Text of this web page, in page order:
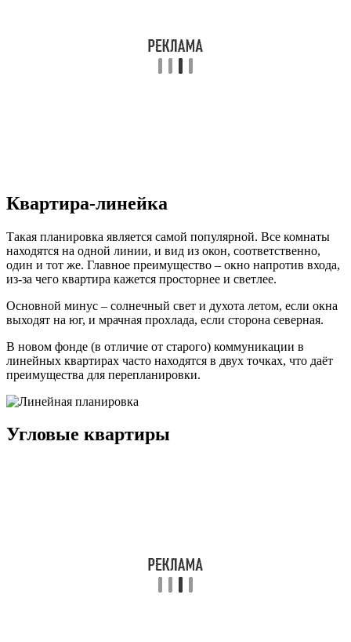
Квартира-линейка
Такая планировка является самой популярной. Все комнаты
находятся на одной линии, и вид из окон, соответственно,
один и тот же. Главное преимущество – окно напротив входа,
из-за чего квартира кажется просторнее и светлее.
Основной минус – солнечный свет и духота летом, если окна
выходят на юг, и мрачная прохлада, если сторона северная.
В новом фонде (в отличие от старого) коммуникации в
линейных квартирах часто находятся в двух точках, что даёт
преимущества для перепланировки.
Угловые квартиры